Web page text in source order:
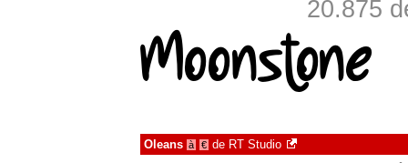
20.875
Oleans à € de RT Studio